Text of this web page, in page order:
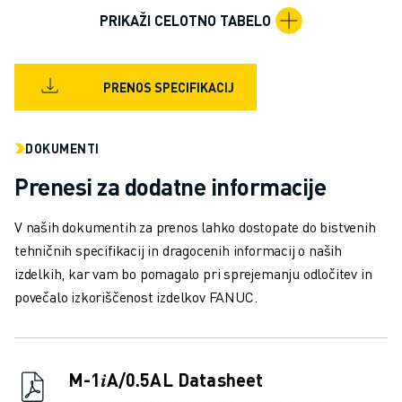
RAVNANJE Z MATERIALOM
TOČKOVNO VARJENJE
ŠTUDIJE PRIMEROV
STORITVE ZA STRANKE
SKRB ZA STRANKE
NAČRTI DRUŽBE FANUC
PODROČJE IN VZDRŽEVANJE
TEHNIČNA PODPORA NA DALJAVO
REZERVNI DELI
ORODJA ZA DIGITALNE STORITVE
CENTER ZA PRENOS » MYFANUC
PRIKAŽI CELOTNO TABELO
PRENOS SPECIFIKACIJ
DOKUMENTI
Prenesi za dodatne informacije
V naših dokumentih za prenos lahko dostopate do bistvenih
tehničnih specifikacij in dragocenih informacij o naših
izdelkih, kar vam bo pomagalo pri sprejemanju odločitev in
povečalo izkoriščenost izdelkov FANUC.
M-1𝑖A/0.5AL Datasheet